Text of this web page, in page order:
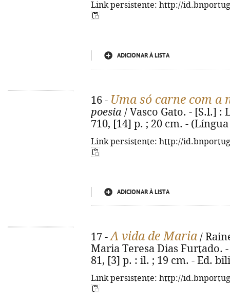
Link persistente: http://
ADICIONAR À LISTA
16 - Uma só carne com a
poesia / Vasco Gato. - [S.l.] :
710, [14] p. ; 20 cm. -
Link persistente: http://
ADICIONAR À LISTA
17 -A vida de Maria /
Maria Teresa Dias Furtado.
81, [3] p. : il. ; 19 cm. - Ed.
Link persistente: http://